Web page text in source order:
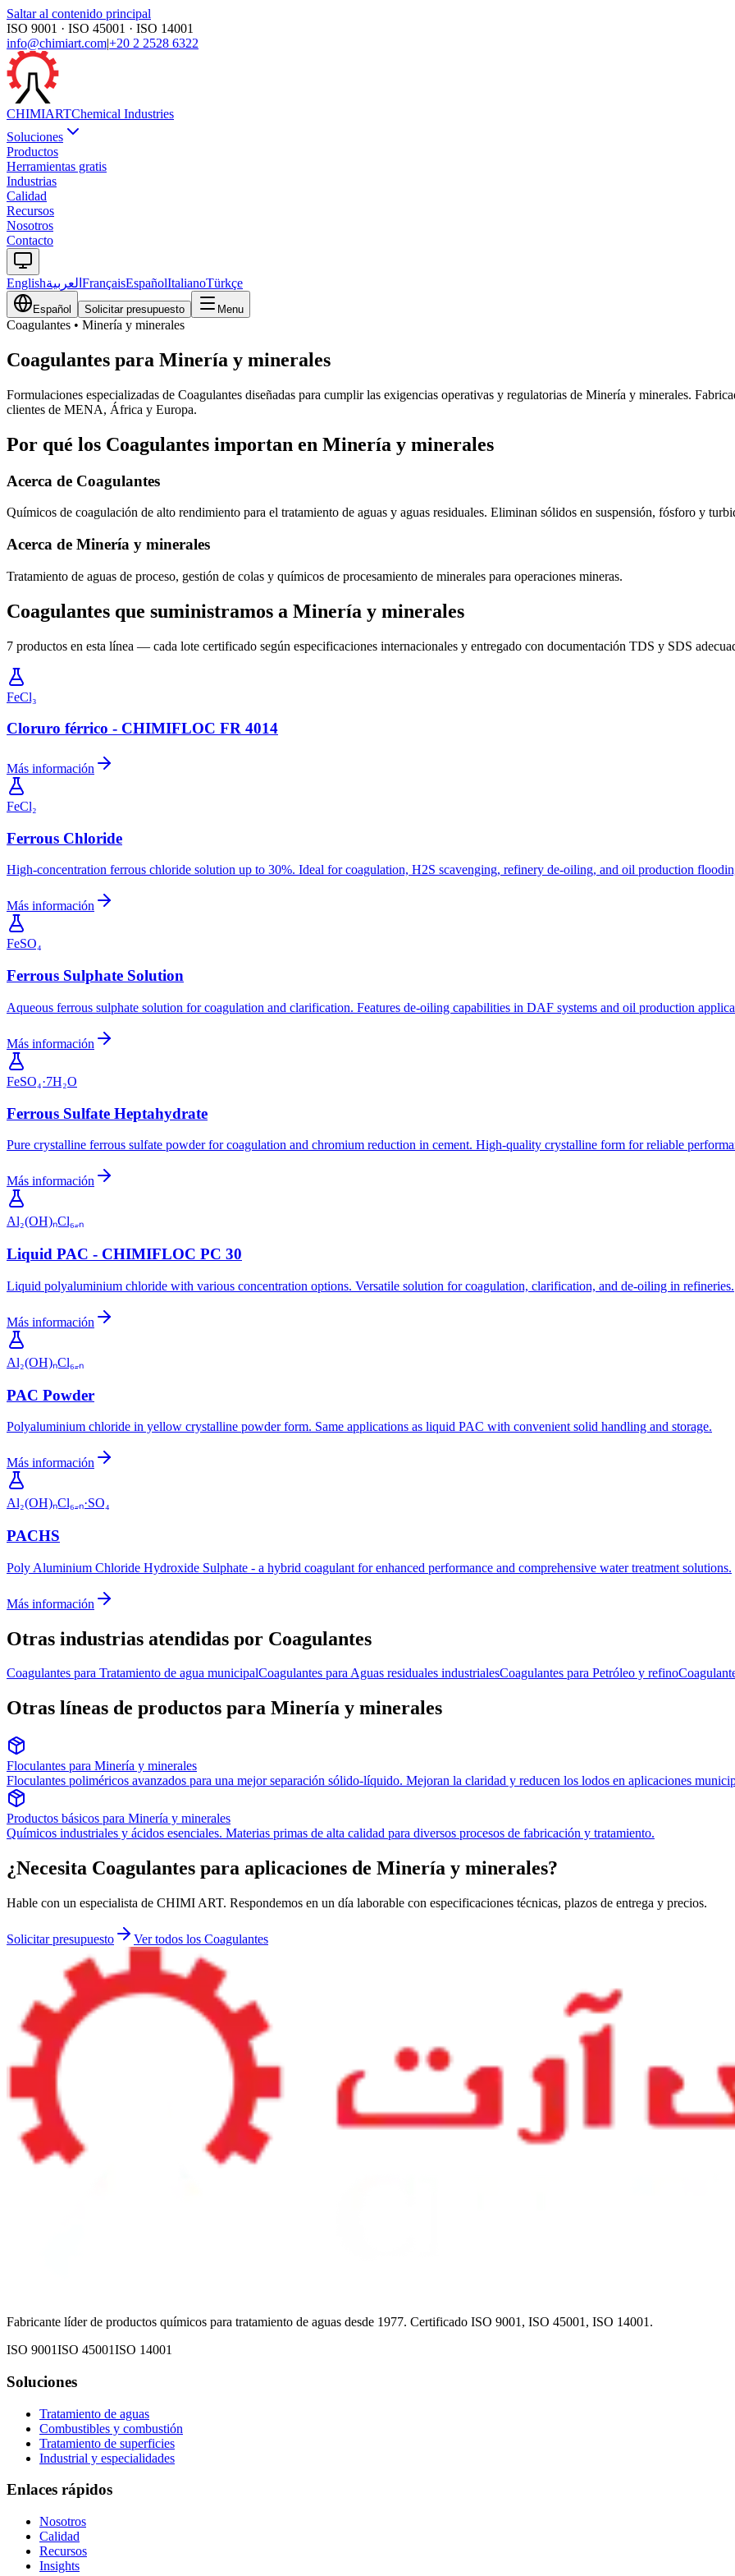
Saltar al contenido principal
ISO 9001 · ISO 45001 · ISO 14001
info@chimiart.com|+20 2 2528 6322
CHIMIARTChemical Industries
Soluciones
Productos
Herramientas gratis
Industrias
Calidad
Recursos
Nosotros
Contacto
Englishالعربية FrançaisEspañolItalianoTürkçe
Español Solicitar presupuesto Menu
Coagulantes • Minería y minerales
Coagulantes para Minería y minerales
Formulaciones especializadas de Coagulantes diseñadas para cumplir las exigencias operativas y regulatorias de Minería y minerales.
clientes de MENA, África y Europa.
Por qué los Coagulantes importan en Minería y minerales
Acerca de Coagulantes
Químicos de coagulación de alto rendimiento para el tratamiento de aguas y aguas residuales. Eliminan sólidos en suspensión, fósforo y
Acerca de Minería y minerales
Tratamiento de aguas de proceso, gestión de colas y químicos de procesamiento de minerales para operaciones mineras.
Coagulantes que suministramos a Minería y minerales
7 productos en esta línea — cada lote certificado según especificaciones internacionales y entregado con documentación TDS y SDS
FeCl₃
Cloruro férrico - CHIMIFLOC FR 4014
Más información
FeCl₂
Ferrous Chloride
High-concentration ferrous chloride solution up to 30%. Ideal for coagulation, H2S scavenging, refinery de-oiling, and oil production
Más información
FeSO₄
Ferrous Sulphate Solution
Aqueous ferrous sulphate solution for coagulation and clarification. Features de-oiling capabilities in DAF systems and oil production
Más información
FeSO₄·7H₂O
Ferrous Sulfate Heptahydrate
Pure crystalline ferrous sulfate powder for coagulation and chromium reduction in cement. High-quality crystalline form for reliable
Más información
Al₂(OH)ₙCl₆₋ₙ
Liquid PAC - CHIMIFLOC PC 30
Liquid polyaluminium chloride with various concentration options. Versatile solution for coagulation, clarification, and de-oiling in refineries.
Más información
Al₂(OH)ₙCl₆₋ₙ
PAC Powder
Polyaluminium chloride in yellow crystalline powder form. Same applications as liquid PAC with convenient solid handling and storage.
Más información
Al₂(OH)ₙCl₆₋ₙ·SO₄
PACHS
Poly Aluminium Chloride Hydroxide Sulphate - a hybrid coagulant for enhanced performance and comprehensive water treatment solutions.
Más información
Otras industrias atendidas por Coagulantes
Coagulantes para Tratamiento de agua municipalCoagulantes paraAguas residuales industrialesCoagulantes para Petróleo y refino
Otras líneas de productos para Minería y minerales
Floculantes para Minería y minerales
Floculantes poliméricos avanzados para una mejor separación sólido-líquido. Mejoran la claridad y reducen los lodos en aplicaciones
Productos básicos para Minería y minerales
Químicos industriales y ácidos esenciales. Materias primas de alta calidad para diversos procesos de fabricación y tratamiento.
¿Necesita Coagulantes para aplicaciones de Minería y minerales?
Hable con un especialista de CHIMI ART. Respondemos en un día laborable con especificaciones técnicas, plazos de entrega y precios.
Solicitar presupuesto Ver todos los Coagulantes
Fabricante líder de productos químicos para tratamiento de aguas desde 1977. Certificado ISO 9001, ISO 45001, ISO 14001.
ISO 9001ISO 45001ISO 14001
Soluciones
Tratamiento de aguas
Combustibles y combustión
Tratamiento de superficies
Industrial y especialidades
Enlaces rápidos
Nosotros
Calidad
Recursos
Insights